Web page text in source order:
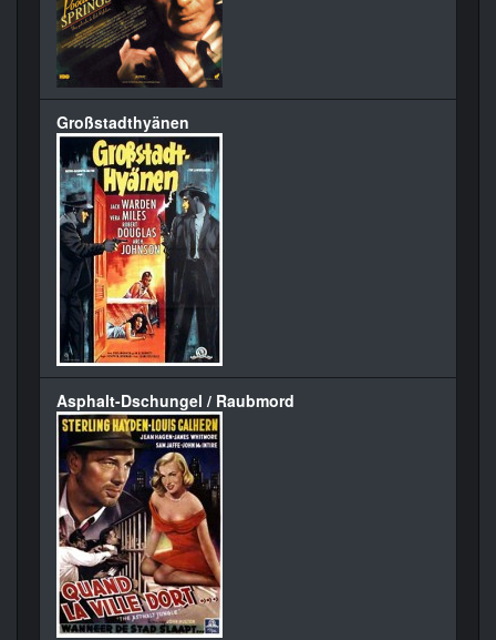
Großstadthyänen
Asphalt-Dschungel / Raubmord